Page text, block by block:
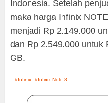
Indonesia. Setelah
maka harga Infinix
menjadi Rp 2.149.000
dan Rp 2.549.000 untuk
GB.
Infinix Infinix Note 8